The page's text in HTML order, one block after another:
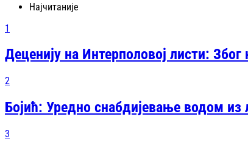
Најчитаније
1
Деценију на Интерполовој листи:
2
Бојић: Уредно снабдијевање водом
3